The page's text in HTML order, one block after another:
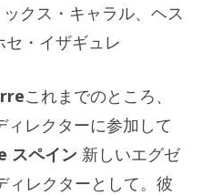
クス・キャラル、ヘス
セ・イザギュレ
これまでのところ、
レクターに参加して
スペイン 新しいエグゼ
ィレクターとして。彼